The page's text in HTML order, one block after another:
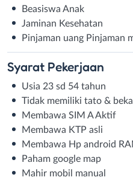
Beasiswa Anak
Jaminan Kesehatan
Pinjaman uang Pinjaman
Syarat Pekerjaan
Usia 23 sd 54 tahun
Tidak memiliki tato &
Membawa SIM A Aktif
Membawa KTP asli
Membawa Hp android
Paham google map
Mahir mobil manual